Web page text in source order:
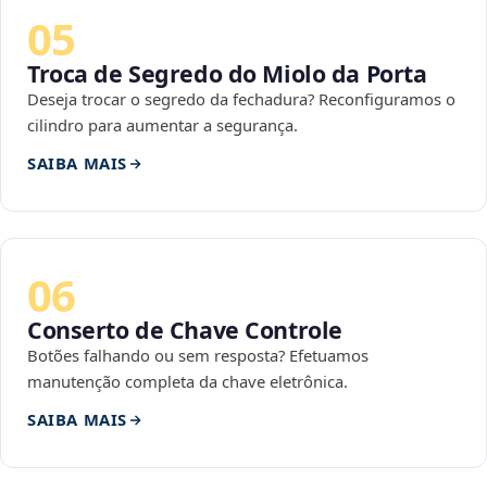
05
Troca de Segredo do Miolo da Porta
Deseja trocar o segredo da fechadura? Reconfiguramos o
cilindro para aumentar a segurança.
SAIBA MAIS
06
Conserto de Chave Controle
Botões falhando ou sem resposta? Efetuamos
manutenção completa da chave eletrônica.
SAIBA MAIS